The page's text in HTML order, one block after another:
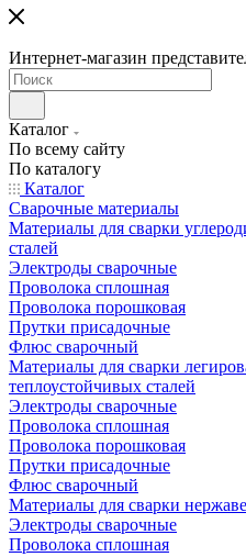
Интернет-магазин
Каталог
По всему сайту
По каталогу
Каталог
Сварочные материалы
Материалы для сварки
сталей
Электроды сварочные
Проволока сплошная
Проволока порошковая
Прутки присадочные
Флюс сварочный
Материалы для сварки
теплоустойчивых сталей
Электроды сварочные
Проволока сплошная
Проволока порошковая
Прутки присадочные
Флюс сварочный
Материалы для сварки
Электроды сварочные
Проволока сплошная